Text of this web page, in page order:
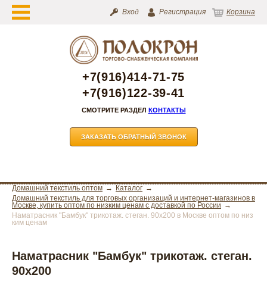
Вход Регистрация Корзина
+7(916)414-71-75
+7(916)122-39-41
СМОТРИТЕ РАЗДЕЛ КОНТАКТЫ
ЗАКАЗАТЬ ОБРАТНЫЙ ЗВОНОК
Домашний текстиль оптом
Каталог
Домашний текстиль для торговых организаций и интернет-магазинов в
Москве, купить оптом по низким ценам с доставкой по России
Наматрасник "Бамбук" трикотаж. стеган. 90х200 в Москве оптом по низ
ким ценам
Наматрасник "Бамбук" трикотаж. стеган.
90х200